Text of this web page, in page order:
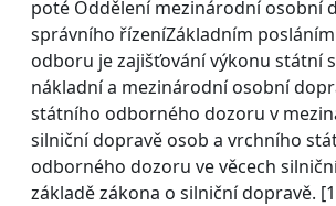
poté Oddělení mezinárodní osobní
správního řízeníZákladním
odboru je zajišťování výkonu státní
nákladní a mezinárodní osobní
státního odborného dozoru v
silniční dopravě osob a vrchního
odborného dozoru ve věcech
základě zákona o silniční dopravě.